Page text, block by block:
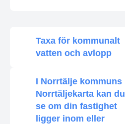
Taxa för kommunalt
vatten och avlopp
I Norrtälje kommuns
Norrtäljekarta kan du
se om din fastighet
ligger inom eller